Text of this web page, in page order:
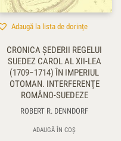
Adaugă la lista de dorințe
CRONICA ŞEDERII REGELUI
SUEDEZ CAROL AL XII-LEA
(1709−1714) ÎN IMPERIUL
OTOMAN. INTERFERENŢE
ROMÂNO-SUEDEZE
ROBERT R. DENNDORF
ADAUGĂ ÎN COȘ